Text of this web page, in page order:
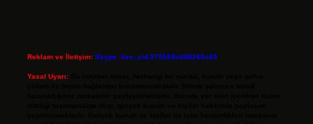
Reklam ve İletişim: Skype: live:.cid.575569c608265c69
Yasal Uyarı: